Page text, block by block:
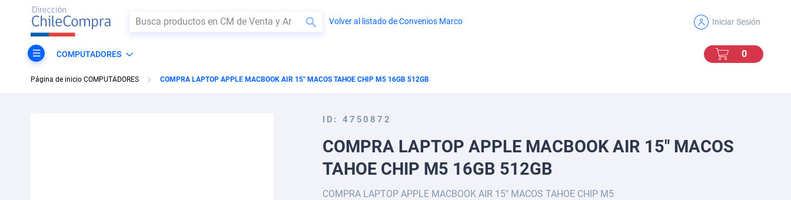
Mi Carro
00
Buscar BUSCAR
Volver al listado de Convenios Marco Iniciar Sesión
COMPUTADORES
Página de inicio COMPUTADORES COMPRA LAPTOP APPLE MACBOOK AIR 15" MACOS TAHOE CHIP M5 16GB 512GB
ID 4750872
COMPRA LAPTOP APPLE MACBOOK AIR 15" MACOS
TAHOE CHIP M5 16GB 512GB
COMPRA LAPTOP APPLE MACBOOK AIR 15" MACOS TAHOE CHIP M5